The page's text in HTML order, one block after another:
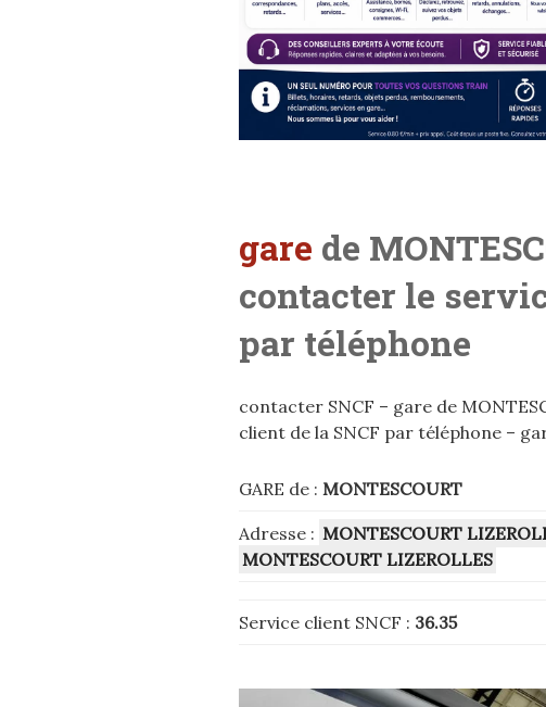
gare de
contacter le
par téléphone
contacter SNCF – gare de
client de la SNCF par téléphone –
GARE de : MONTESCOURT
Adresse : MONTESCOURT
MONTESCOURT LIZEROLLES
Service client SNCF : 36.35